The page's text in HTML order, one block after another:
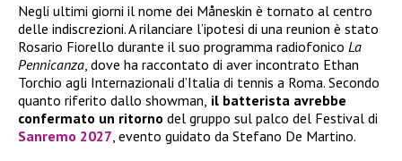
Negli ultimi giorni il nome dei Måneskin è tornato al centro
delle indiscrezioni. A rilanciare l’ipotesi di una reunion è stato
Rosario Fiorello durante il suo programma radiofonico La
Pennicanza , dove ha raccontato di aver incontrato Ethan
Torchio agli Internazionali d’Italia di tennis a Roma. Secondo
quanto riferito dallo showman, il batterista avrebbe
confermato un ritorno del gruppo sul palco del Festival di
Sanremo 2027 , evento guidato da Stefano De Martino.